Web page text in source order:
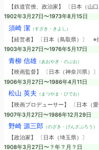
【鉄道官僚、政治家】 〔日本（山
1902年3月27日〜1973年8月15日
須崎 潔（すざき・きよし）
【経営者】 〔日本（鳥取県）〕 ※
1903年3月27日〜1976年5月17日
青柳 信雄（あおやぎ・のぶお）
【映画監督】 〔日本（神奈川県）〕
1906年3月27日〜1986年4月11日
松山 英夫 （まつやま・ひでお）
【映画プロデューサー】 〔日本（愛
1907年3月27日〜1986年12月29日
野崎 源三郎（のざき・げんざぶろう）
【政治家】 〔日本（埼玉県）〕
1908年3月27日〜？年？月？日